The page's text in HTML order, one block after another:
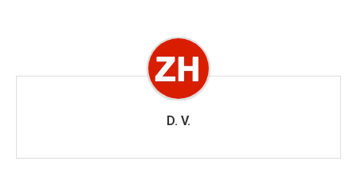
D. V.